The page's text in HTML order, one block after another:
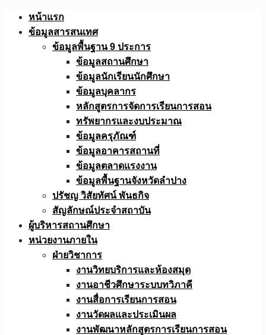
Skip
หน้าแรก
ข้อมูลสารสนเทศ
ข้อมูลพื้นฐาน 9 ประการ
ข้อมูลสถานศึกษา
ข้อมูลนักเรียนนักศึกษา
ข้อมูลบุคลากร
หลักสูตรการจัดการเรียนการสอน
ทรัพยากรและงบประมาณ
ข้อมูลครุภัณฑ์
ข้อมูลอาคารสถานที่
ข้อมูลตลาดแรงงาน
ข้อมูลพื้นฐานจังหวัดลำปาง
ปรัชญ วิสัยทัศน์ พันธกิจ
สัญลักษณ์ประจำสถาบัน
ผู้บริหารสถานศึกษา
หน่วยงานภายใน
ฝ่ายวิชาการ
งานวิทยบริการและห้องสมุด
งานอาชีวศึกษาระบบทวิภาคี
งานสื่อการเรียนการสอน
งานวัดผลและประเมินผล
งานพัฒนาหลักสูตรการเรียนการสอน